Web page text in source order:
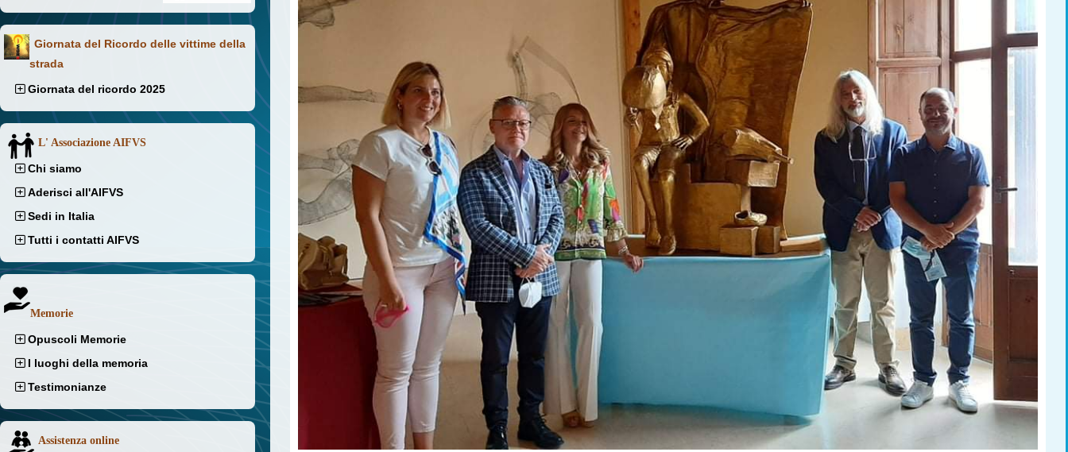
Giornata del Ricordo delle vittime della
strada
Giornata del ricordo 2025
L' Associazione AIFVS
Chi siamo
Aderisci all'AIFVS
Sedi in Italia
Tutti i contatti AIFVS
Memorie
Opuscoli Memorie
I luoghi della memoria
Testimonianze
Assistenza online